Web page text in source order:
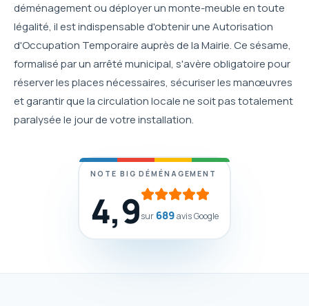
déménagement ou déployer un monte-meuble en toute
légalité, il est indispensable d'obtenir une Autorisation
d'Occupation Temporaire auprès de la Mairie. Ce sésame,
formalisé par un arrêté municipal, s'avère obligatoire pour
réserver les places nécessaires, sécuriser les manœuvres
et garantir que la circulation locale ne soit pas totalement
paralysée le jour de votre installation.
NOTE BIG DÉMÉNAGEMENT
4,9sur689avis Google